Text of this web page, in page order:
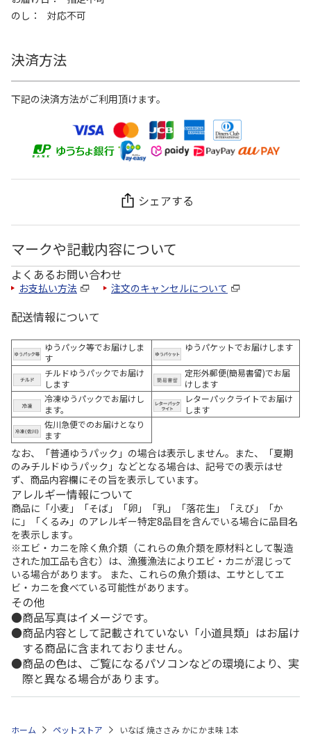
のし
対応不可
決済方法
下記の決済方法がご利用頂けます。
シェアする
マークや記載内容について
よくあるお問い合わせ
お支払い方法 注文のキャンセルについて
配送情報について
ゆうパック等でお届けしま
す
ゆうパケットでお届けします
チルドゆうパックでお届け
します
定形外郵便(簡易書留)でお届
けします
冷凍ゆうパックでお届けし
ます。
レターパックライトでお届け
します
佐川急便でのお届けとなり
ます
なお、「普通ゆうパック」の場合は表示しません。また、「夏期
のみチルドゆうパック」などとなる場合は、記号での表示はせ
ず、商品内容欄にその旨を表示しています。
アレルギー情報について
商品に「小麦」「そば」「卵」「乳」「落花生」「えび」「か
に」「くるみ」のアレルギー特定8品目を含んでいる場合に品目名
を表示します。
※エビ・カニを除く魚介類（これらの魚介類を原材料として製造
された加工品も含む）は、漁獲漁法によりエビ・カニが混じって
いる場合があります。 また、これらの魚介類は、エサとしてエ
ビ・カニを食べている可能性があります。
その他
商品写真はイメージです。
商品内容として記載されていない「小道具類」はお届け
する商品に含まれておりません。
商品の色は、ご覧になるパソコンなどの環境により、実
際と異なる場合があります。
ホーム ペットストア いなば 焼ささみ かにかま味 1本